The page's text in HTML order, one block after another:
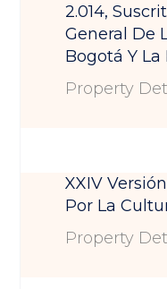
2.014,
General De
Bogotá Y
Property
XXIV
Por La
Property